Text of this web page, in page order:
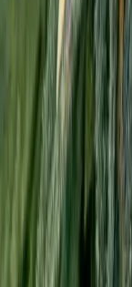
Seedbanks